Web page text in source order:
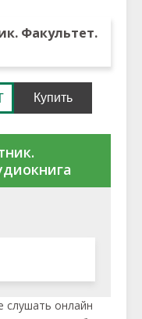
Факультет.
слушать онлайн